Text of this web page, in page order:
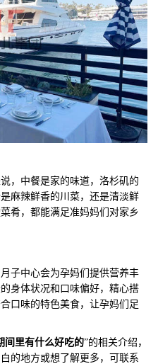
中餐是家的味道，洛杉矶的
麻辣鲜香的川菜，还是清淡鲜
肴，都能满足准妈妈们对家乡
中心会为孕妈们提供营养丰
身体状况和口味偏好，精心搭
口味的特色美食，让孕妈们足
间里有什么好吃的”的相关介绍，
的地方或想了解更多，可联系